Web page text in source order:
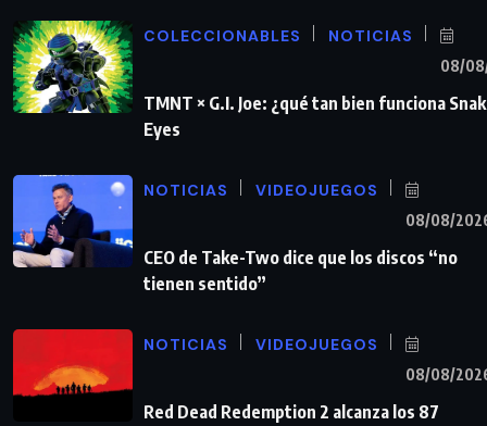
COLECCIONABLES NOTICIAS
08/
TMNT × G.I. Joe: ¿qué tan bien funciona
Eyes
NOTICIAS VIDEOJUEGOS
08/08/
CEO de Take-Two dice que los discos “no
tienen sentido”
NOTICIAS VIDEOJUEGOS
08/08/
Red Dead Redemption 2 alcanza los 87